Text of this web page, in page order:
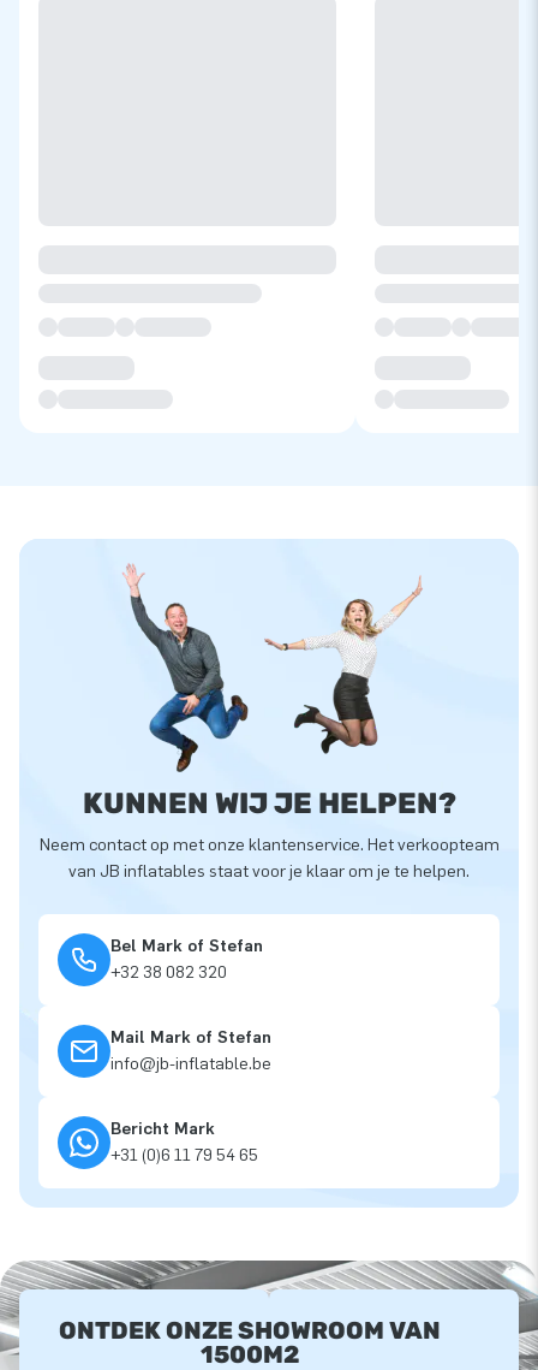
KUNNEN WIJ JE HELPEN?
Neem contact op met onze klantenservice. Het verkoopteam
van JB inflatables staat voor je klaar om je te helpen.
Bel Mark of Stefan
+32 38 082 320
Mail Mark of Stefan
info@jb-inflatable.be
Bericht Mark
+31 (0)6 11 79 54 65
ONTDEK ONZE SHOWROOM VAN
1500M2